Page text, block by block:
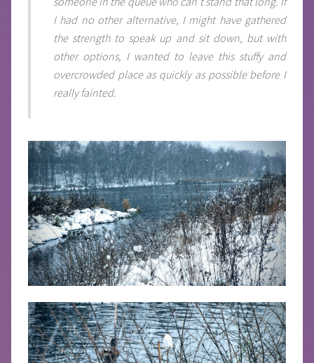
I had no other alternative, I might have gathered
the strength to speak up and sit down, but with
other options, I wanted to leave this stuffy and
overcrowded place as quickly as possible before I
really fainted.